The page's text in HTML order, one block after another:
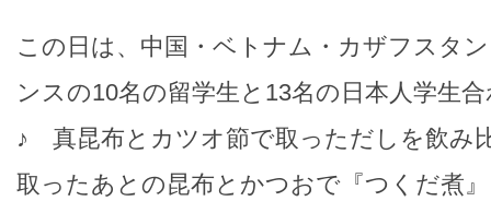
この日は、中国・ベトナム・カザフスタ
ンスの10名の留学生と13名の日本人学生
♪ 真昆布とカツオ節で取っただしを飲み
取ったあとの昆布とかつおで『つくだ煮